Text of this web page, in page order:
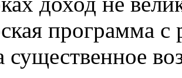
программа с
существенное